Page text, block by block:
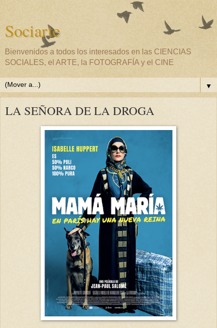
Sociarte
Bienvenidos a todos los interesados en las CIENCIAS
SOCIALES, el ARTE, la FOTOGRAFÍA y el CINE
▼
LA SEÑORA DE LA DROGA